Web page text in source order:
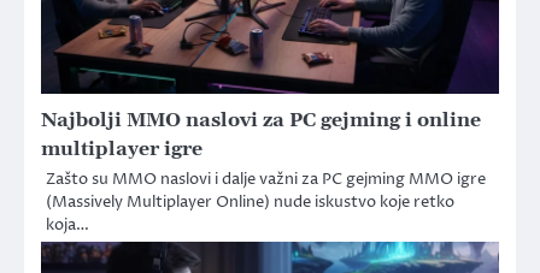
Najbolji MMO naslovi za PC gejming i online
multiplayer igre
Zašto su MMO naslovi i dalje važni za PC gejming MMO igre
(Massively Multiplayer Online) nude iskustvo koje retko
koja…